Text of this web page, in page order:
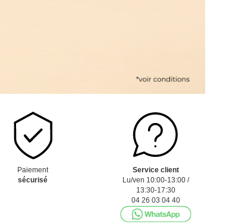
Paiement
sécurisé
Service client
Lu/ven 10:00-13:00 /
13:30-17:30
04 26 03 04 40